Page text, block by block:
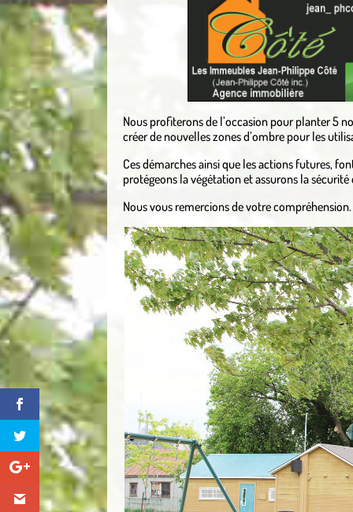
Nous profiterons de l’occasion pour planter 5
créer de nouvelles zones d’ombre pour les
Ces démarches ainsi que les actions futures,
protégeons la végétation et assurons la sécurité
Nous vous remercions de votre compréhension.